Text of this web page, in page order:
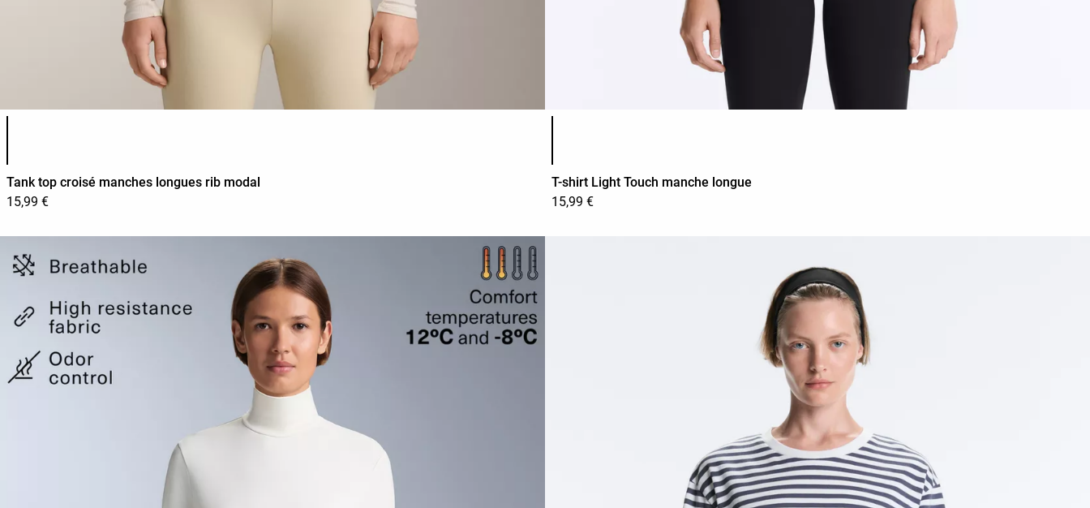
Liste des couleurs du produit
Tank top croisé manches longues rib modal
15,99 €
Liste des couleurs du produit
T-shirt Light Touch manche longue
15,99 €